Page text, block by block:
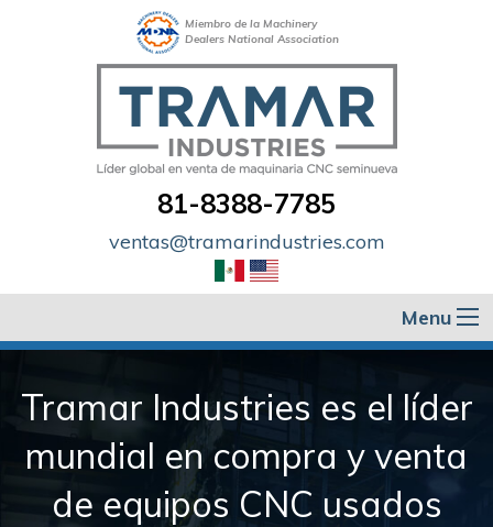
Miembro de la Machinery
Dealers National Association
81-8388-7785
ventas@tramarindustries.com
Menu
Tramar Industries es el líder
mundial en compra y venta
de equipos CNC usados